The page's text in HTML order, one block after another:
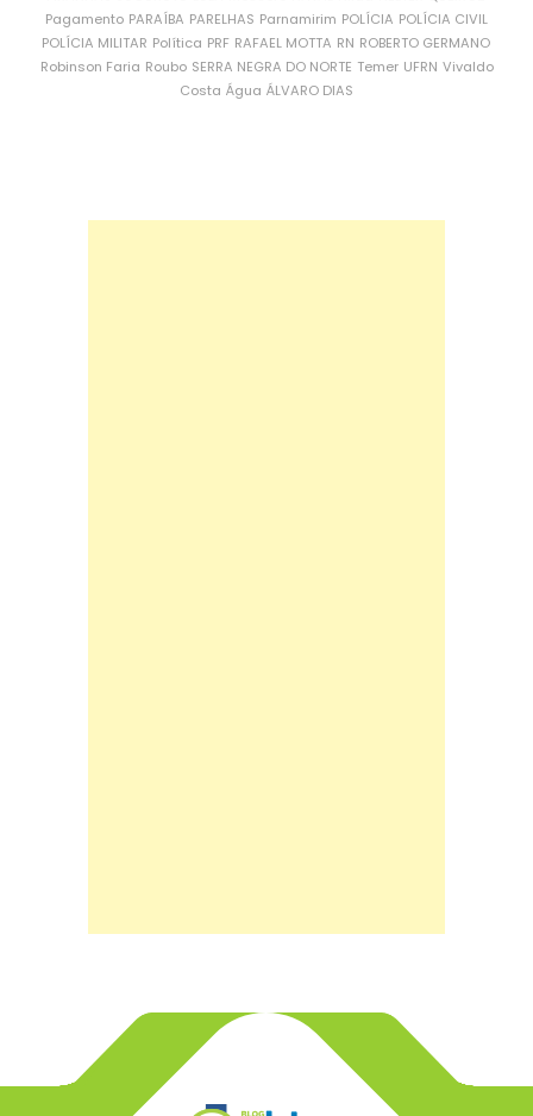
Pagamento PARAÍBA PARELHAS Parnamirim POLÍCIA POLÍCIA CIVIL
POLÍCIA MILITAR Política PRF RAFAEL MOTTA RN ROBERTO GERMANO
Robinson Faria Roubo SERRA NEGRA DO NORTE Temer UFRN Vivaldo
Costa Água ÁLVARO DIAS